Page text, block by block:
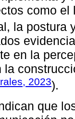
como
la postura
en la
la
2023).
que